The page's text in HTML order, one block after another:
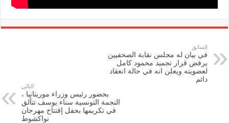
السابق
في بيان له مجلس نقابة الصحفيين
يرفض قرار تجميد محمود كامل
لعضويته ويعلن انه في حالة انعقاد
دائم
التالي
بحضور رئيس وزراء موريتانيا ،
النجمة التونسية سناء يوسف تتألق
في تكريمها بحفل إفتتاح مهرجان
نواكشوط